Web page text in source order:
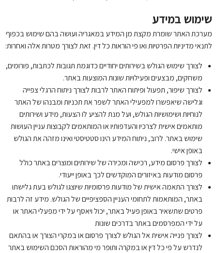
שימוש במידע
מערכת האתר שומרת מקצת מן המידע במאגריה ועושה בהם שימוש בכפוף
לתנאי מדיניות הפרטיות ואו פי הוראות כל דין. זאת לצורך מטרות אלה ואחרות:
לצורך שימוש הגולש בשירותים יחודיים כדוגמת תגובות לכתבות, פורומים,
משחקים, מבצעים ופעילויות שונות המוצעות באתר.
לצורך שיפור, תפעול ופיתוח האתר לרבות לצורך ניתוח הרגלי צפייה
וגלישה שיאפשרו למפעילי האתר לשפר את תכניות ומבנהו של האתר
לנוחיות ושימושיות הגולש, ועל מנת להציע לו הצעות, מידע ושירותים
מותאמים אישית לצרכיו והעדפותיו או המותאמים לקבוצות עניין העושות
שימוש באתר. לרוב, ניתוח המידע הינו סטטיסטי ואינו מזהה את הגולש
באופן אישי.
לצורך פרסום מידע, רכישה ומכירה של שירותים ומוצרים באתר כולל
פרסום מודעות באיזורים המוקדשים לכך באופן ייעודי.
לצורך התאמה אישית של מודעות פרסומיות שיוצגו לגולש בעת גלישתו
באתר, המותאמות לתחומי העניין הספציפיים של הגולש. מידע זה לרבות
פרטים שתשאיר באופן פעיל באתר, יכול ויאסף על ידי מפעלי האתר או
על ידי המפרסמים באתר בדרכים שונות
לצורך פנייה אישית אל הגולש לצורך פרסום או במקרי הצורך או בהתאם
לנדרש על פי כל דין או במקרה ותופר מי מהוראות הסכם השימוש באתר